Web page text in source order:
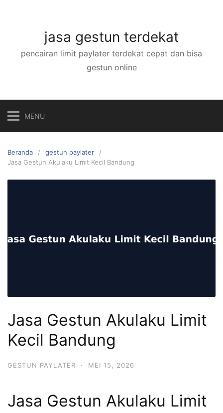
jasa gestun terdekat
pencairan limit paylater terdekat cepat dan bisa
gestun online
MENU
Beranda
gestun paylater
Jasa Gestun Akulaku Limit Kecil Bandung
Jasa Gestun Akulaku Limit
Kecil Bandung
GESTUN PAYLATER · MEI 15, 2026
Jasa Gestun Akulaku Limit